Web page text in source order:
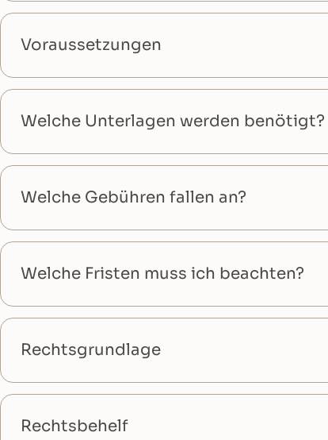
Voraussetzungen
Welche Unterlagen werden benötigt?
Welche Gebühren fallen an?
Welche Fristen muss ich beachten?
Rechtsgrundlage
Rechtsbehelf